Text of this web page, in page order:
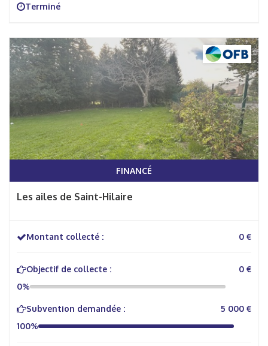
Terminé
FINANCÉ
Les ailes de Saint-Hilaire
Montant collecté : 0 €
Objectif de collecte :
0 €
0%
Subvention demandée :
5 000 €
100%